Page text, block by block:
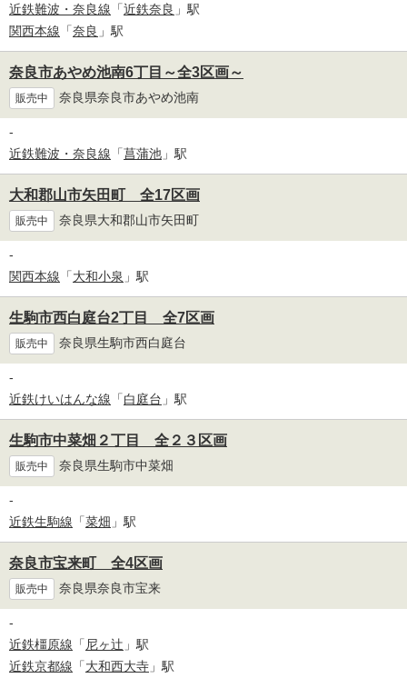
近鉄難波・奈良線 「近鉄奈良 」駅
関西本線 「奈良 」駅
奈良市あやめ池南6丁目～全3区画～
販売中 奈良県奈良市あやめ池南
-
近鉄難波・奈良線 「菖蒲池 」駅
大和郡山市矢田町 全17区画
販売中 奈良県大和郡山市矢田町
-
関西本線 「大和小泉 」駅
生駒市西白庭台2丁目 全7区画
販売中 奈良県生駒市西白庭台
-
近鉄けいはんな線 「白庭台 」駅
生駒市中菜畑２丁目 全２３区画
販売中 奈良県生駒市中菜畑
-
近鉄生駒線 「菜畑 」駅
奈良市宝来町 全4区画
販売中 奈良県奈良市宝来
-
近鉄橿原線 「 尼ヶ辻 」駅
近鉄京都線 「大和西大寺 」駅